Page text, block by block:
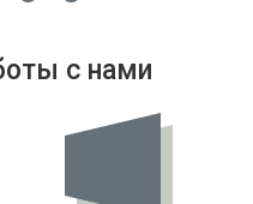
с нами